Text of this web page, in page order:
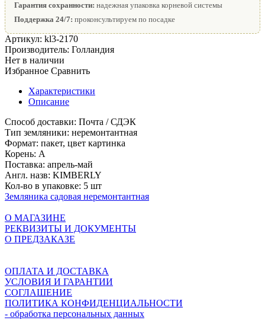
Гарантия сохранности: надежная упаковка корневой системы
Поддержка 24/7: проконсультируем по посадке
Артикул: kl3-2170
Производитель: Голландия
Нет в наличии
Избранное Сравнить
Характеристики
Описание
Способ доставки: Почта / СДЭК
Тип земляники: неремонтантная
Формат: пакет, цвет картинка
Корень: A
Поставка: апрель-май
Англ. назв: KIMBERLY
Кол-во в упаковке: 5 шт
Земляника садовая неремонтантная
О МАГАЗИНЕ
РЕКВИЗИТЫ И ДОКУМЕНТЫ
О ПРЕДЗАКАЗЕ
ОПЛАТА И ДОСТАВКА
УСЛОВИЯ И ГАРАНТИИ
СОГЛАШЕНИЕ
ПОЛИТИКА КОНФИДЕНЦИАЛЬНОСТИ
- обработка персональных данных